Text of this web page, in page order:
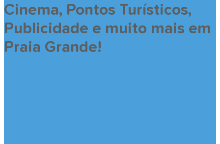
Cinema, Pontos Turísticos,
Publicidade e muito mais em
Praia Grande!